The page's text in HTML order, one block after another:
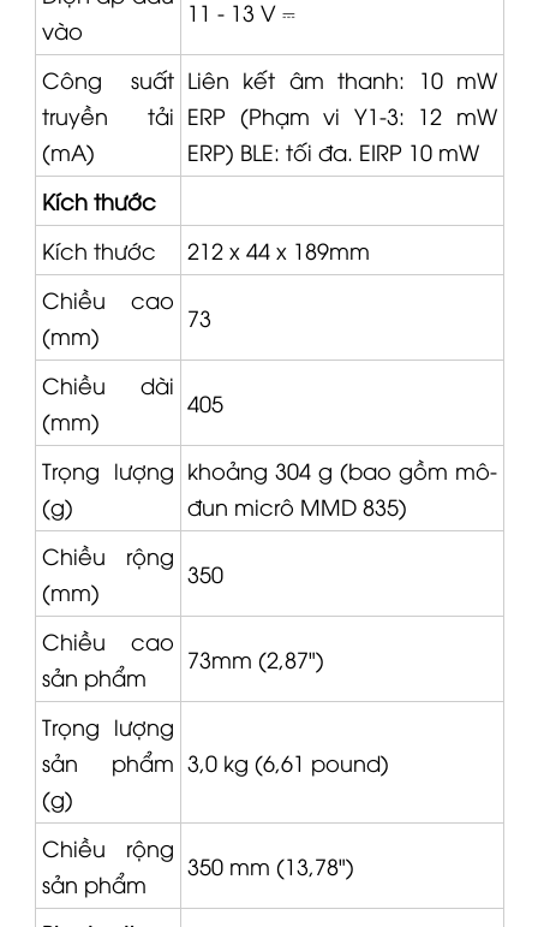
vào
Công suất
truyền tải
(mA)
Liên kết âm thanh: 10 mW
ERP (Phạm vi Y1-3: 12 mW
ERP) BLE: tối đa. EIRP 10 mW
Kích thước
Kích thước
212 x 44 x 189mm
Chiều cao
(mm)
Chiều dài
(mm)
Trọng lượng
(g)
khoảng 304 g (bao gồm mô-
đun micrôMMD 835 )
Chiều rộng
(mm)
Chiều cao
sản phẩm
Trọng lượng
sản phẩm
(g)
Chiều rộng
sản phẩm
Bluetooth